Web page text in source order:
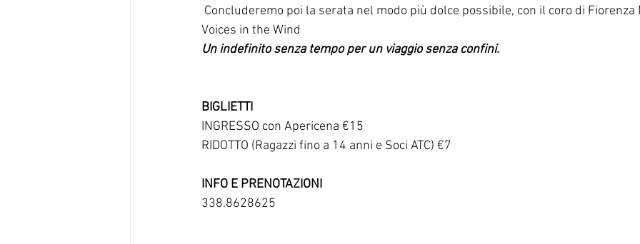
Voices in the Wind
Un indefinito senza tempo per un viaggio senza confini.
BIGLIETTI
INGRESSO con Apericena €15
RIDOTTO (Ragazzi fino a 14 anni e Soci ATC) €7
INFO E PRENOTAZIONI
338.8628625